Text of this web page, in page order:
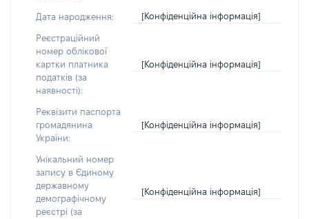
Дата народження: [Конфіденційна інформація]
Реєстраційний
номер облікової
картки платника
податків (за
наявності):
[Конфіденційна інформація]
Реквізити паспорта
громадянина
України:
[Конфіденційна інформація]
Унікальний номер
запису в Єдиному
державному
демографічному
реєстрі (за
[Конфіденційна інформація]